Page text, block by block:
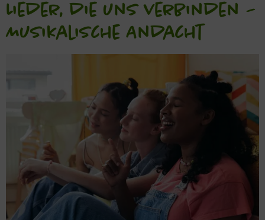
Lieder, die uns verbinden –
Musikalische Andacht